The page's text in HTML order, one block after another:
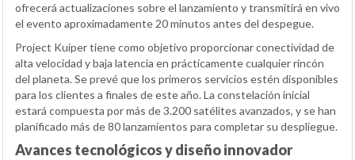
ofrecerá actualizaciones sobre el lanzamiento y transmitirá en vivo
el evento aproximadamente 20 minutos antes del despegue.
Project Kuiper tiene como objetivo proporcionar conectividad de
alta velocidad y baja latencia en prácticamente cualquier rincón
del planeta. Se prevé que los primeros servicios estén disponibles
para los clientes a finales de este año. La constelación inicial
estará compuesta por más de 3.200 satélites avanzados, y se han
planificado más de 80 lanzamientos para completar su despliegue.
Avances tecnológicos y diseño innovador